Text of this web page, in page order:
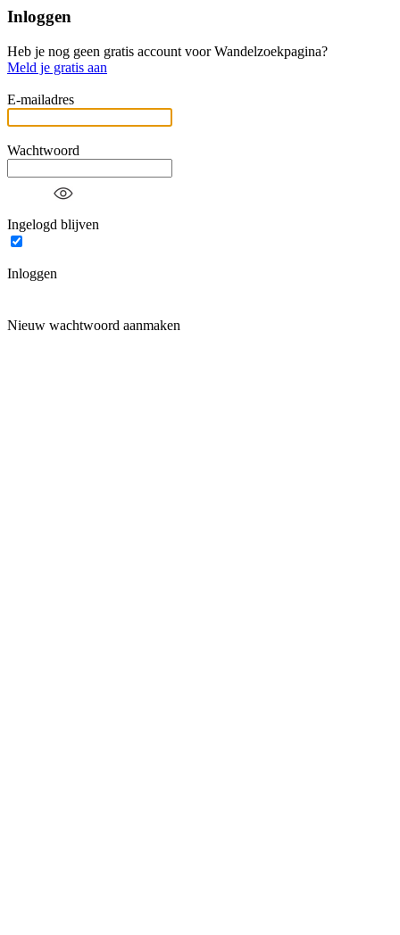
Inloggen
Heb je nog geen gratis account voor Wandelzoekpagina?
Meld je gratis aan
E-mailadres
Wachtwoord
Ingelogd blijven
Inloggen
Nieuw wachtwoord aanmaken